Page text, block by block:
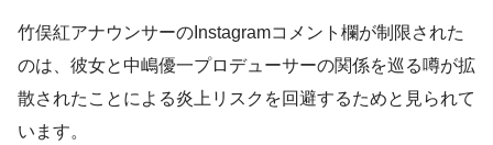
竹俣紅アナウンサーのInstagramコメント欄が制限された
のは、彼女と中嶋優一プロデューサーの関係を巡る噂が拡
散されたことによる炎上リスクを回避するためと見られて
います。